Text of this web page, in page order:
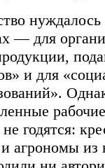
— для
и для
не годятся:
и агрономы